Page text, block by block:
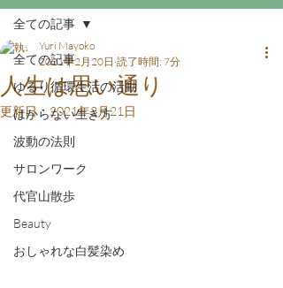
全ての記事
ゆるり循環生活の活動
はからない生き方
波動の法則
サロンワーク
代官山散歩
Beauty
おしゃれな白髪染め
全ての記事
人生は思い通り
Yuri Mayoko
2021年2月20日 読了時間: 7分
更新日：2021年2月21日